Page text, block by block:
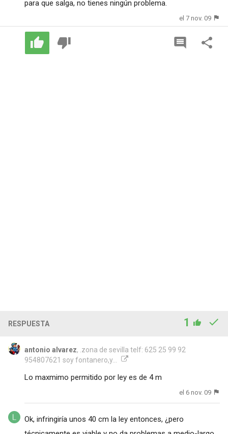
para que salga, no tienes ningún problema.
el 7 nov. 09
RESPUESTA 1
antonio alvarez, .zona de sevilla telf: 625 25 99 92
954807621 soy fontanero,y...
Lo maxmimo permitido por ley es de 4 m
el 6 nov. 09
Ok, infringiría unos 40 cm la ley entonces, ¿pero